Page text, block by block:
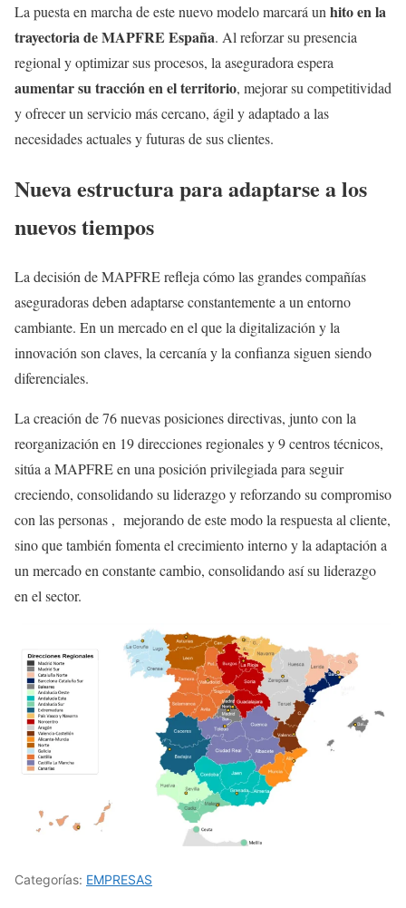
La puesta en marcha de este nuevo modelo marcará un hito en la
trayectoria de MAPFRE España. Al reforzar su presencia
regional y optimizar sus procesos, la aseguradora espera
aumentar su tracción en el territorio, mejorar su competitividad
y ofrecer un servicio más cercano, ágil y adaptado a las
necesidades actuales y futuras de sus clientes.
Nueva estructura para adaptarse a los
nuevos tiempos
La decisión de MAPFRE refleja cómo las grandes compañías
aseguradoras deben adaptarse constantemente a un entorno
cambiante. En un mercado en el que la digitalización y la
innovación son claves, la cercanía y la confianza siguen siendo
diferenciales.
La creación de 76 nuevas posiciones directivas, junto con la
reorganización en 19 direcciones regionales y 9 centros técnicos,
sitúa a MAPFRE en una posición privilegiada para seguir
creciendo, consolidando su liderazgo y reforzando su compromiso
con las personas , mejorando de este modo la respuesta al cliente,
sino que también fomenta el crecimiento interno y la adaptación a
un mercado en constante cambio, consolidando así su liderazgo
en el sector.
Categorías: EMPRESAS